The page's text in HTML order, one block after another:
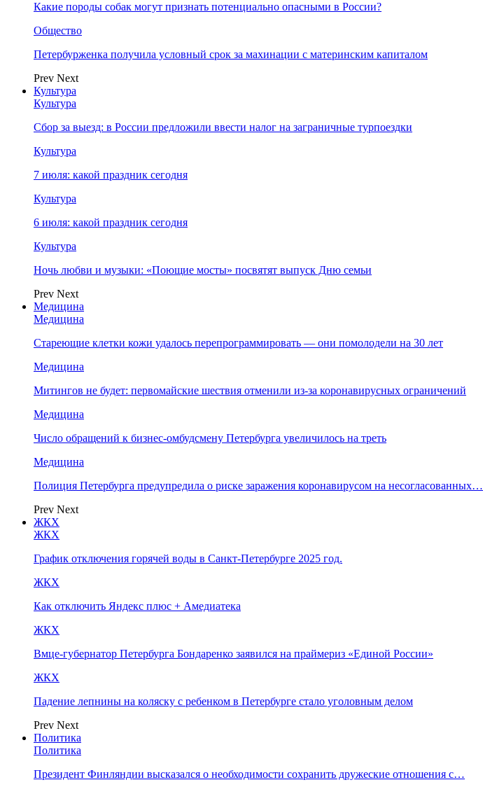
Какие породы собак могут признать потенциально опасными в России?
Общество
Петербурженка получила условный срок за махинации с материнским капиталом
Prev Next
Культура
Культура
Сбор за выезд: в России предложили ввести налог на заграничные турпоездки
Культура
7 июля: какой праздник сегодня
Культура
6 июля: какой праздник сегодня
Культура
Ночь любви и музыки: «Поющие мосты» посвятят выпуск Дню семьи
Prev Next
Медицина
Медицина
Стареющие клетки кожи удалось перепрограммировать — они помолодели на 30 лет
Медицина
Митингов не будет: первомайские шествия отменили из-за коронавирусных ограничений
Медицина
Число обращений к бизнес-омбудсмену Петербурга увеличилось на треть
Медицина
Полиция Петербурга предупредила о риске заражения коронавирусом на несогласованных…
Prev Next
ЖКХ
ЖКХ
График отключения горячей воды в Санкт-Петербурге 2025 год.
ЖКХ
Как отключить Яндекс плюс + Амедиатека
ЖКХ
Вмце-губернатор Петербурга Бондаренко заявился на праймериз «Единой России»
ЖКХ
Падение лепнины на коляску с ребенком в Петербурге стало уголовным делом
Prev Next
Политика
Политика
Президент Финляндии высказался о необходимости сохранить дружеские отношения с…